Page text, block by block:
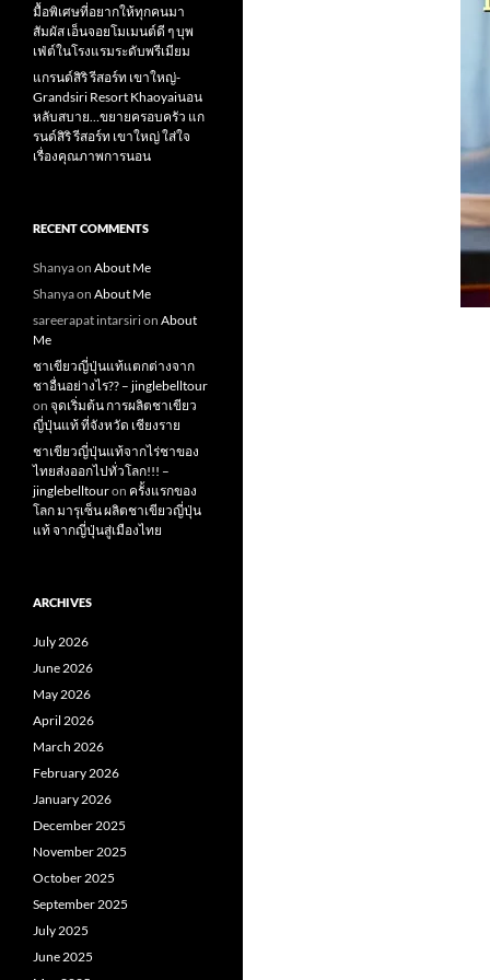
มื้อพิเศษที่อยากให้ทุกคนมา
สัมผัส เอ็นจอยโมเมนต์ดี ๆ บุพ
เฟ่ต์ในโรงแรมระดับพรีเมียม
แกรนด์สิริ​ รีสอร์ท​ เขาใหญ่​-
Grandsiri​ Resort​ Khaoyaiนอน
หลับสบาย…ขยายครอบครัว แก
รนด์สิริ รีสอร์ท เขาใหญ่ ใส่ใจ
เรื่องคุณภาพการนอน
RECENT COMMENTS
Shanyaon About Me
Shanyaon About Me
sareerapat intarsirion About
Me
ชาเขียวญี่ปุ่นแท้แตกต่างจาก
ชาอื่นอย่างไร?? – jinglebelltour
on จุดเริ่มต้น การผลิตชาเขียว
ญี่ปุ่นแท้ ที่จังหวัด เชียงราย
ชาเขียวญี่ปุ่นแท้จากไร่ชาของ
ไทยส่งออกไปทั่วโลก!!! –
jinglebelltouron ครั้งแรกของ
โลก มารุเซ็น ผลิตชาเขียวญี่ปุ่น
แท้ จากญี่ปุ่นสู่เมืองไทย
ARCHIVES
July 2026
June 2026
May 2026
April 2026
March 2026
February 2026
January 2026
December 2025
November 2025
October 2025
September 2025
July 2025
June 2025